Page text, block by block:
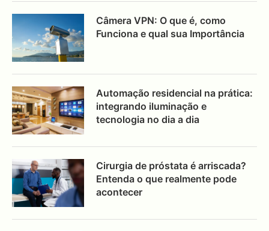
Câmera VPN: O que é, como
Funciona e qual sua Importância
Automação residencial na prática:
integrando iluminação e
tecnologia no dia a dia
Cirurgia de próstata é arriscada?
Entenda o que realmente pode
acontecer